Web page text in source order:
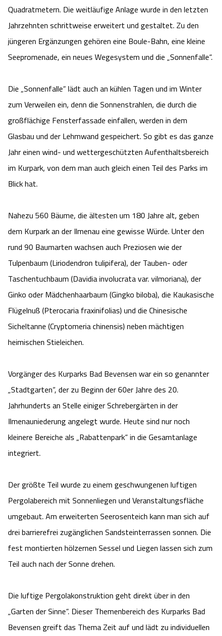
Kontakt
Landschaftsführungen
Veranstaltungen
Adventure District Bispingen
Unterkünfte
Quadratmetern. Die weitläufige Anlage wurde in den letzten
Jahrzehnten schrittweise erweitert und gestaltet. Zu den
jüngeren Ergänzungen gehören eine Boule-Bahn, eine kleine
Seepromenade, ein neues Wegesystem und die „Sonnenfalle“.
Die „Sonnenfalle“ lädt auch an kühlen Tagen und im Winter
zum Verweilen ein, denn die Sonnenstrahlen, die durch die
großflächige Fensterfassade einfallen, werden in dem
Glasbau und der Lehmwand gespeichert. So gibt es das ganze
Jahr einen wind- und wettergeschützten Aufenthaltsbereich
im Kurpark, von dem man auch gleich einen Teil des Parks im
Blick hat.
Nahezu 560 Bäume, die ältesten um 180 Jahre alt, geben
dem Kurpark an der Ilmenau eine gewisse Würde. Unter den
rund 90 Baumarten wachsen auch Preziosen wie der
Tulpenbaum (Liriodendron tulipifera), der Tauben- oder
Taschentuchbaum (Davidia involucrata var. vilmoriana), der
Ginko oder Mädchenhaarbaum (Gingko biloba), die Kaukasische
Flügelnuß (Pterocaria fraxinifolias) und die Chinesische
Sicheltanne (Cryptomeria chinensis) neben mächtigen
heimischen Stieleichen.
Vorgänger des Kurparks Bad Bevensen war ein so genannter
„Stadtgarten“, der zu Beginn der 60er Jahre des 20.
Jahrhunderts an Stelle einiger Schrebergärten in der
Ilmenauniederung angelegt wurde. Heute sind nur noch
kleinere Bereiche als „Rabattenpark“ in die Gesamtanlage
integriert.
Der größte Teil wurde zu einem geschwungenen luftigen
Pergolabereich mit Sonnenliegen und Veranstaltungsfläche
umgebaut. Am erweiterten Seerosenteich kann man sich auf
drei barrierefrei zugänglichen Sandsteinterrassen sonnen. Die
fest montierten hölzernen Sessel und Liegen lassen sich zum
Teil auch nach der Sonne drehen.
Die luftige Pergolakonstruktion geht direkt über in den
„Garten der Sinne“. Dieser Themenbereich des Kurparks Bad
Bevensen greift das Thema Zeit auf und lädt zu individuellen